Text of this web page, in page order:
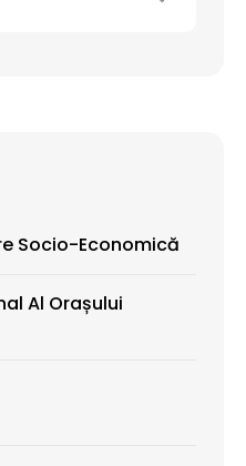
Socio-Economică
Al Orașului